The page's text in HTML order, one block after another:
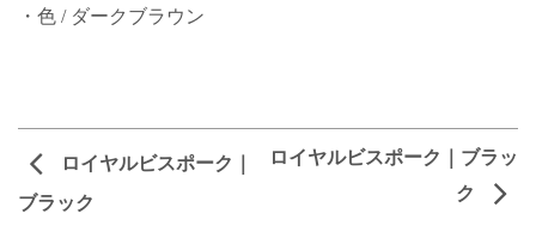
・色 / ダークブラウン
ロイヤルビスポーク｜
ブラック
ロイヤルビスポーク｜ブラッ
ク